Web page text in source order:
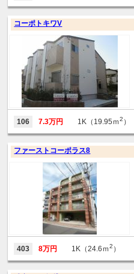
コーポトキワV
106 7.3万円 1K（19.95ｍ2 ）
ファーストコーポラス8
403 8万円 1K（24.6ｍ2 ）